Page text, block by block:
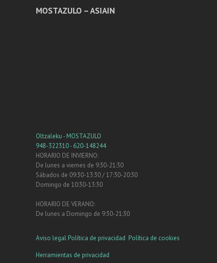
MOSTAZULO – ASIAIN
Oltzaleku - MOSTAZULO
948-322310 - 620-148244
HORARIO DE INVIERNO:
De lunes a viernes de 9:30-21:30
Sábados de 09:30-13:30 / 17:30-20:30
Domingo de 10:30-13:30
HORARIO DE VERANO:
De lunes a Domingo de 9:30-21:30
Aviso legal Política de privacidad Política de cookies
Herramientas de privacidad